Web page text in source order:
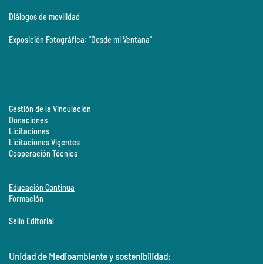
Diálogos de movilidad
Exposición Fotográfica: "Desde mi Ventana"
Gestión de la Vinculación
Donaciones
Licitaciones
Licitaciones Vigentes
Cooperación Técnica
Educación Continua
Formación
Sello Editorial
Unidad de Medioambiente y sostenibilidad: